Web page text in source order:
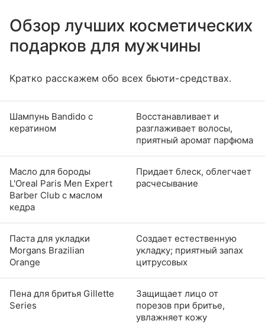
Обзор лучших косметических
подарков для мужчины
Кратко расскажем обо всех бьюти-средствах.
Шампунь Bandido с
кератином
Восстанавливает и
разглаживает волосы,
приятный аромат парфюма
Масло для бороды
L'Oreal Paris Men Expert
Barber Club с маслом
кедра
Придает блеск, облегчает
расчесывание
Паста для укладки
Morgans Brazilian
Orange
Создает естественную
укладку; приятный запах
цитрусовых
Пена для бритья Gillette
Series
Защищает лицо от
порезов при бритье,
увлажняет кожу